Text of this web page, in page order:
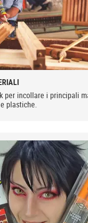
per incollare i principali
plastiche.